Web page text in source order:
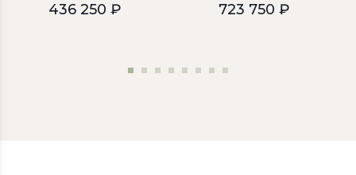
436 250 ₽ 723 750 ₽